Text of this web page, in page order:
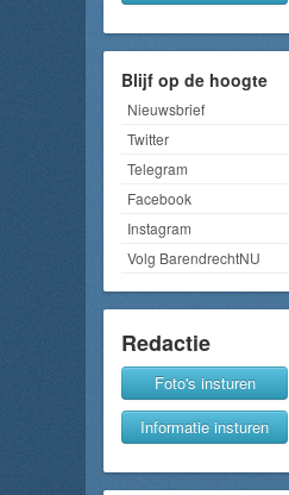
Blijf op de hoogte
Nieuwsbrief
Twitter
Telegram
Facebook
Instagram
Volg BarendrechtNU
Redactie
Foto's insturen
Informatie insturen